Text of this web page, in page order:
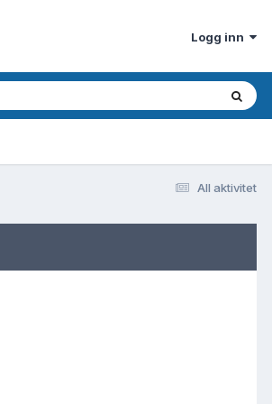
Logg inn
All aktivitet